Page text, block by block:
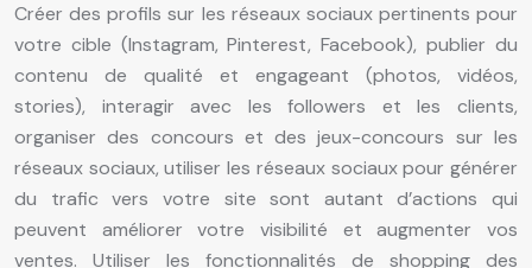
Créer des profils sur les réseaux sociaux pertinents pour
votre cible (Instagram, Pinterest, Facebook), publier du
contenu de qualité et engageant (photos, vidéos,
stories), interagir avec les followers et les clients,
organiser des concours et des jeux-concours sur les
réseaux sociaux, utiliser les réseaux sociaux pour générer
du trafic vers votre site sont autant d’actions qui
peuvent améliorer votre visibilité et augmenter vos
ventes. Utiliser les fonctionnalités de shopping des